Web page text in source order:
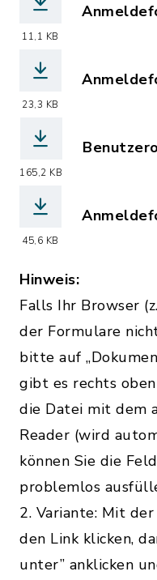
11,1 KB
23,3 KB
165,2 KB
45,6 KB
Hinweis:
Falls Ihr Browser
der Formulare
bitte auf
gibt es rechts
die Datei mit dem
Reader (wird
können Sie die
problemlos
2. Variante: Mit
den Link klicken,
unter” anklicken